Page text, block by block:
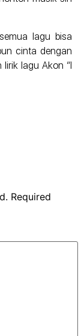
lagu bisa
cinta dengan
lagu Akon “I
Required